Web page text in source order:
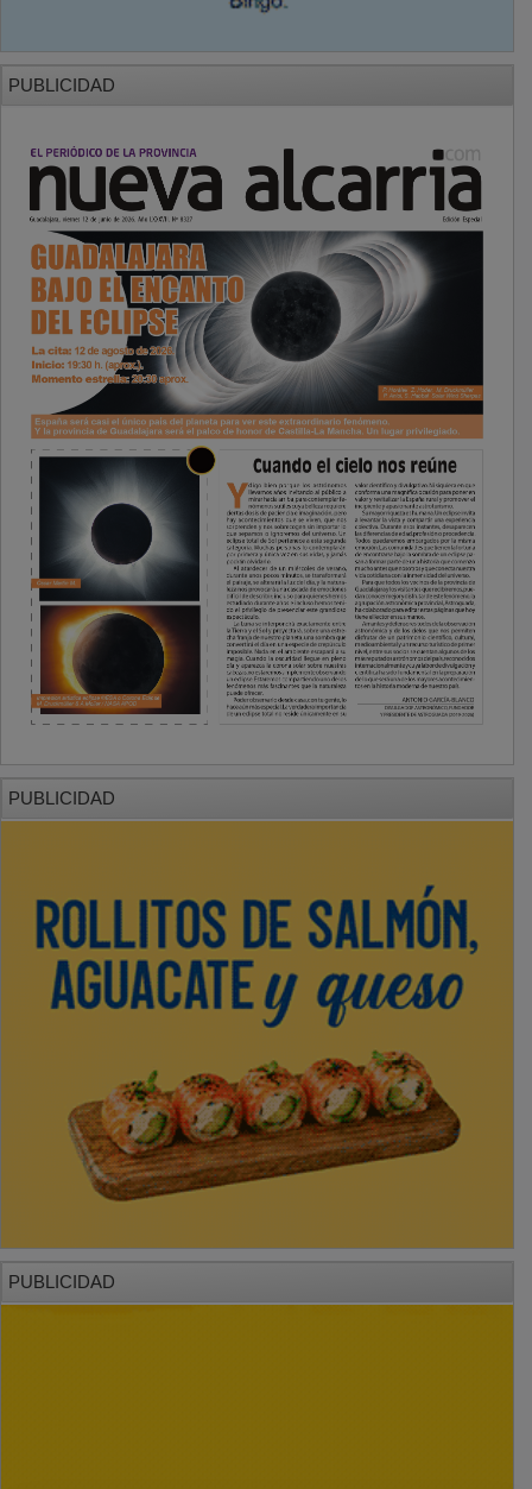
PUBLICIDAD
PUBLICIDAD
PUBLICIDAD